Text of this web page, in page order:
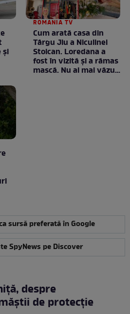
și
ROMANIA TV
Cum arată casa din
Târgu Jiu a Niculinei
Stoican. Loredana a
fost în vizită și a rămas
mască. Nu ai mai văzut
sursă preferată în Google
SpyNews pe Discover
despre
de protecție